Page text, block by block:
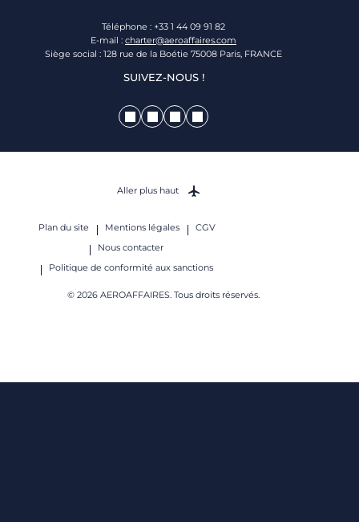
Téléphone : +33 1 44 09 91 82
E-mail : charter@aeroaffaires.com
Siège social : 128 rue de la Boétie 75008 Paris, FRANCE
SUIVEZ-NOUS !
Plan du site Mentions légales
CGV
Nous contacter
Politique de conformité aux sanctions
© 2026 AEROAFFAIRES. Tous droits réservés.
Aller plus haut